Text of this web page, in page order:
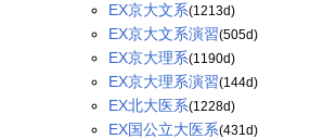
EX京大文系(1213d)
EX京大文系演習(505d)
EX京大理系(1190d)
EX京大理系演習(144d)
EX北大医系(1228d)
EX国公立大医系(431d)